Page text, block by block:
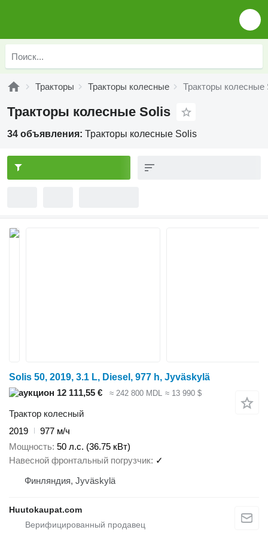
Тракторы Тракторы колесные Тракторы колесные
Тракторы колесные Solis
34 объявления: Тракторы колесные Solis
Solis 50, 2019, 3.1 L, Diesel, 977 h, Jyväskylä
12 111,55 €
≈ 242 800 MDL ≈ 13 990 $
Трактор колесный
2019
977 м/ч
Мощность 50 л.с. (36.75 кВт)
Навесной фронтальный погрузчик ✓
Финляндия, Jyväskylä
Huutokaupat.com